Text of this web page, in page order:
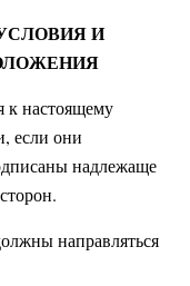
И
к настоящему
если они
надлежаще
направляться